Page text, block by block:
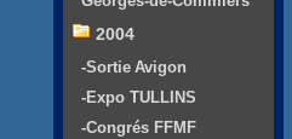
2004
-Sortie Avigon
-Expo TULLINS
-Congrés FFMF